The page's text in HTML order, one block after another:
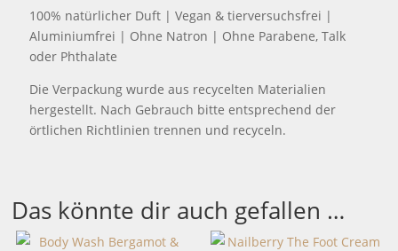
100% natürlicher Duft | Vegan & tierversuchsfrei |
Aluminiumfrei | Ohne Natron | Ohne Parabene, Talk
oder Phthalate
Die Verpackung wurde aus recycelten Materialien
hergestellt. Nach Gebrauch bitte entsprechend der
örtlichen Richtlinien trennen und recyceln.
Das könnte dir auch gefallen …